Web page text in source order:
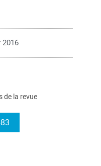
2016
de la revue